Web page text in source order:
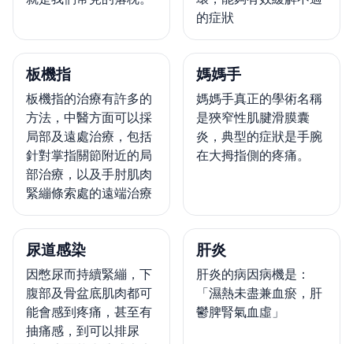
的症狀
板機指
板機指的治療有許多的
方法，中醫方面可以採
局部及遠處治療，包括
針對掌指關節附近的局
部治療，以及手肘肌肉
緊繃條索處的遠端治療
媽媽手
媽媽手真正的學術名稱
是狹窄性肌腱滑膜囊
炎，典型的症狀是手腕
在大拇指側的疼痛。
尿道感染
因憋尿而持續緊繃，下
腹部及骨盆底肌肉都可
能會感到疼痛，甚至有
抽痛感，到可以排尿
肝炎
肝炎的病因病機是：
「濕熱未盡兼血瘀，肝
鬱脾腎氣血虛」